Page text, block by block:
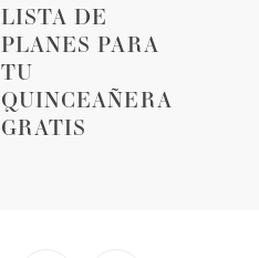
LISTA DE
PLANES PARA
TU
QUINCEAÑERA
GRATIS